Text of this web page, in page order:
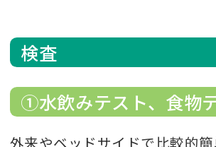
検査
①水飲みテスト、食物
外来やベッドサイドで比較的